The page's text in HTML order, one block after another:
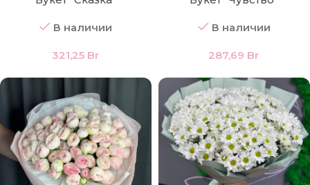
В наличии
321,25 Br
В наличии
287,69 Br